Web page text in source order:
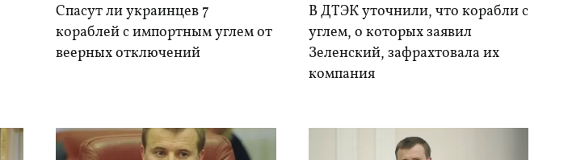
Спасут ли украинцев 7
кораблей с импортным углем от
веерных отключений
В ДТЭК уточнили, что корабли с
углем, о которых заявил
Зеленский, зафрахтовала их
компания